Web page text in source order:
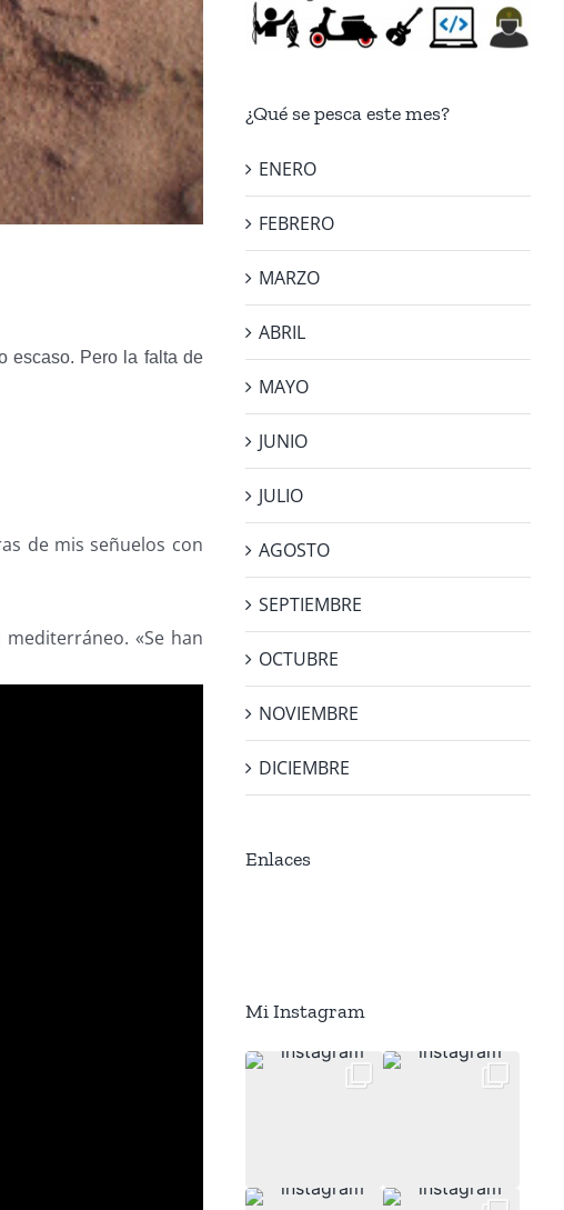
escaso. Pero la falta de
de mis señuelos con
«Se han
¿Qué se pesca este mes?
ENERO
FEBRERO
MARZO
ABRIL
MAYO
JUNIO
JULIO
AGOSTO
SEPTIEMBRE
OCTUBRE
NOVIEMBRE
DICIEMBRE
Enlaces
Mi Instagram